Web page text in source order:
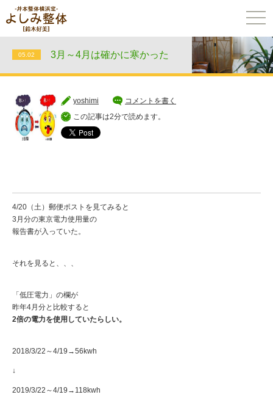
05.02 3月～4月は確かに寒かった
yoshimi
コメントを書く
この記事は2分で読めます。
4/20（土）郵便ポストを見てみると
3月分の東京電力使用量の
報告書が入っていた。
それを見ると、、、
「低圧電力」の欄が
昨年4月分と比較すると
2倍の電力を使用していたらしい。
2018/3/22～4/19→56kwh
↓
2019/3/22～4/19→118kwh